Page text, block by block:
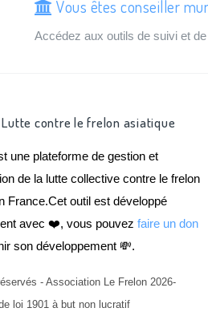
Vous êtes conseiller
Accédez aux outils de suivi et
contre le frelon asiatique
une plateforme de gestion et
de la lutte collective contre le frelon
France.Cet outil est développé
avec ❤️, vous pouvez faire un don
son développement 💸.
- Association Le Frelon 2026-
loi 1901 à but non lucratif